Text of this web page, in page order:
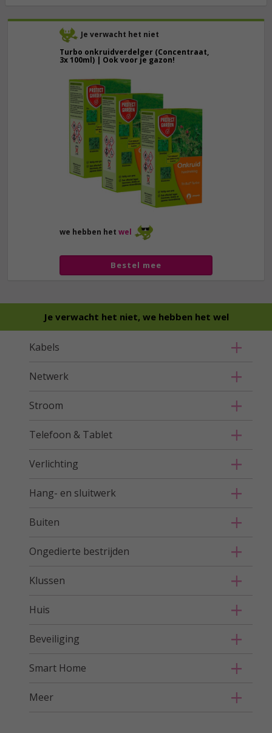
Je verwacht het niet
Turbo onkruidverdelger (Concentraat,
3x 100ml) | Ook voor je gazon!
we hebben het wel
Bestel mee
Je verwacht het niet, we hebben het wel
Kabels
Netwerk
Stroom
Telefoon & Tablet
Verlichting
Hang- en sluitwerk
Buiten
Ongedierte bestrijden
Klussen
Huis
Beveiliging
Smart Home
Meer